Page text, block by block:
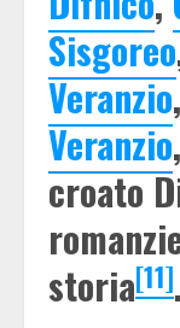
Sisgoreo
Veranzio,
Veranzio,
croato
storia[11].